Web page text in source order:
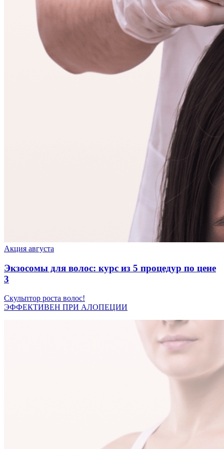
Акция августа
Экзосомы для волос: курс из 5 процедур по цене
3
Скульптор роста волос!
ЭФФЕКТИВЕН ПРИ АЛОПЕЦИИ